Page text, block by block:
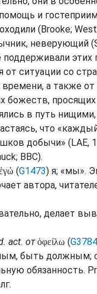
и
(Brooke;
неверующий (
поддерживали этих
от ситуации со
а также
божеств,
в путь нищими,
что
добычи» (LAE,
; BBC).
(G1473) я; «мы».
автора,
делает
act. от ὀφείλω (G3784
быть должным;
обязанность.